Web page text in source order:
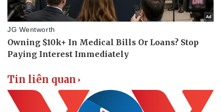
Tin liên quan